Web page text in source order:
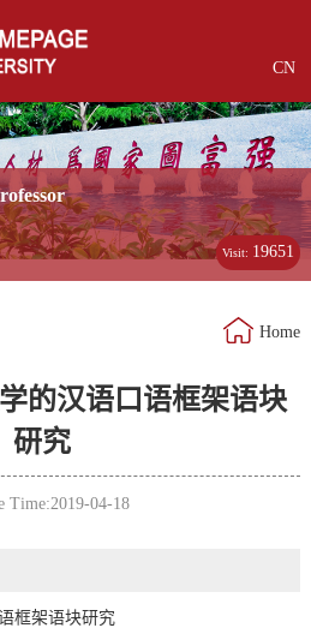
CN
Visit: 19651
Home
的汉语口语框架语块
研究
Time:2019-04-18
框架语块研究